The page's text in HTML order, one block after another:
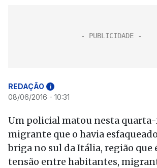
REDAÇÃO i
08/06/2016 - 10:31
Um policial matou nesta
migrante que o havia
briga no sul da Itália, região que
tensão entre habitantes,